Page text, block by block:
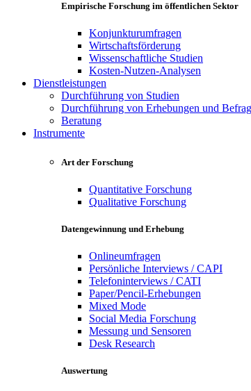
Empirische Forschung im öffentlichen Sektor
Konjunkturumfragen
Wirtschaftsförderung
Wissenschaftliche Studien
Kosten-Nutzen-Analysen
Dienstleistungen
Durchführung von Studien
Durchführung von Erhebungen und
Beratung
Instrumente
Art der Forschung
Quantitative Forschung
Qualitative Forschung
Datengewinnung und Erhebung
Onlineumfragen
Persönliche Interviews / CAPI
Telefoninterviews / CATI
Paper/Pencil-Erhebungen
Mixed Mode
Social Media Forschung
Messung und Sensoren
Desk Research
Auswertung